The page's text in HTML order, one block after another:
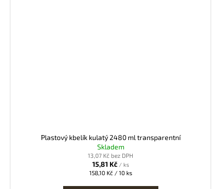
Plastový kbelík kulatý 2480 ml transparentní
Skladem
13,07 Kč bez DPH
15,81 Kč / ks
Měrná
158,10 Kč / 10 ks